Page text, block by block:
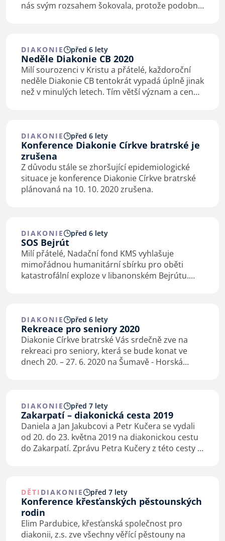
nás svým rozsahem šokovala, protože podobné
DIAKONIE před 6 lety
Neděle Diakonie CB 2020
Milí sourozenci v Kristu a přátelé, každoroční
neděle Diakonie CB tentokrát vypadá úplně jinak
než v minulých letech. Tím větší význam a cenu
DIAKONIE před 6 lety
Konference Diakonie Církve bratrské je
zrušena
Z důvodu stále se zhoršující epidemiologické
situace je konference Diakonie Církve bratrské
plánovaná na 10. 10. 2020 zrušena.
DIAKONIE před 6 lety
SOS Bejrút
Milí přátelé, Nadační fond KMS vyhlašuje
mimořádnou humanitární sbírku pro oběti
katastrofální exploze v libanonském Bejrútu.
DIAKONIE před 6 lety
Rekreace pro seniory 2020
Diakonie Církve bratrské Vás srdečně zve na
rekreaci pro seniory, která se bude konat ve
dnech 20. – 27. 6. 2020 na Šumavě - Horská
DIAKONIE před 7 lety
Zakarpatí – diakonická cesta 2019
Daniela a Jan Jakubcovi a Petr Kučera se vydali
od 20. do 23. května 2019 na diakonickou cestu
do Zakarpatí. Zprávu Petra Kučery z této cesty si
DĚTI DIAKONIE před 7 lety
Konference křesťanských pěstounských
rodin
Elim Pardubice, křesťanská společnost pro
diakonii, z.s. zve všechny věřící pěstouny na